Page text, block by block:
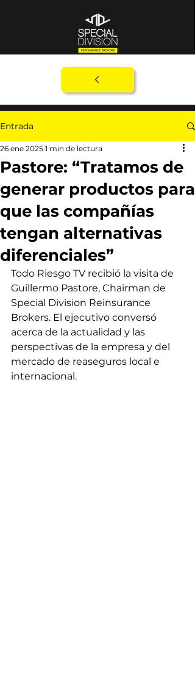
Entrada
Pastore: “Tratamos de
generar productos para
que las compañías
tengan alternativas
diferenciales”
26 ene 2025 1 min de lectura
Todo Riesgo TV recibió la visita de
Guillermo Pastore, Chairman de
Special Division Reinsurance
Brokers. El ejecutivo conversó
acerca de la actualidad y las
perspectivas de la empresa y del
mercado de reaseguros local e
internacional.